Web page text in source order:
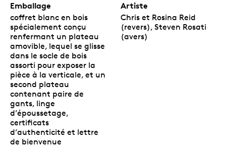
Manufacturing, présentant le numéro de série et
les caractéristiques techniques des cinq
diamants Ideal, classifiés par De Beers Institute of
Diamonds, qui ornent la pièce.
Emballage
La piècePureté cristalline
présentée dans un coffret blanc en bois spécialement
conçu. À l’intérieur du compartiment se trouve un
plateau qui tient élégamment la pièce et se glisse
facilement dans le socle en bois assorti pour une
exposition à la verticale. Un second plateau renferme
un linge d’époussetage et une paire de gants
Emballage
coffret blanc en bois
spécialement conçu
renfermant un plateau
amovible, lequel se glisse
dans le socle de bois
assorti pour exposer la
pièce à la verticale, et un
second plateau
contenant paire de
gants, linge
d’époussetage,
certificats
d’authenticité et lettre
de bienvenue
Artiste
Chris et Rosina Reid
(revers), Steven Rosati
(avers)